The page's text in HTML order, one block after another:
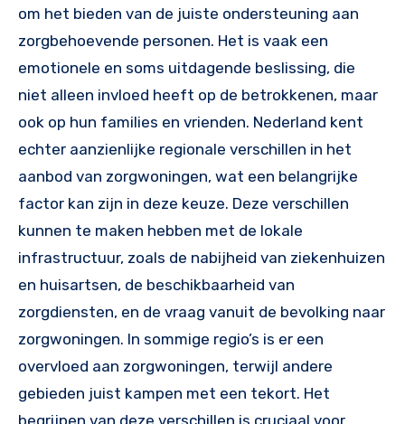
om het bieden van de juiste ondersteuning aan
zorgbehoevende personen. Het is vaak een
emotionele en soms uitdagende beslissing, die
niet alleen invloed heeft op de betrokkenen, maar
ook op hun families en vrienden. Nederland kent
echter aanzienlijke regionale verschillen in het
aanbod van zorgwoningen, wat een belangrijke
factor kan zijn in deze keuze. Deze verschillen
kunnen te maken hebben met de lokale
infrastructuur, zoals de nabijheid van ziekenhuizen
en huisartsen, de beschikbaarheid van
zorgdiensten, en de vraag vanuit de bevolking naar
zorgwoningen. In sommige regio’s is er een
overvloed aan zorgwoningen, terwijl andere
gebieden juist kampen met een tekort. Het